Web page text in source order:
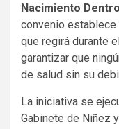
Nacimiento
convenio establece
que regirá durante
garantizar que
de salud sin su
La iniciativa se
Gabinete de Niñez